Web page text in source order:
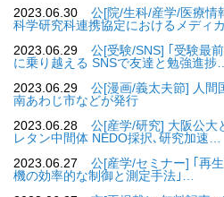
2023.06.30
公[院/生科/産学/医療情
科学研究科連携協定におけるメディ
2023.06.29
公[受験/SNS] ｢受験最
に乗り越える SNSで友達と勉強進捗…
2023.06.29
公[漫画/義太夫節] 人間
南あわじ市などが発行
2023.06.28
公[産学/研究] 大阪公大
レタン中間体 NEDO採択､研究加速…
2023.06.27
公[産学/セミナー] ｢再
機の効率的な制御と測定手法｣…